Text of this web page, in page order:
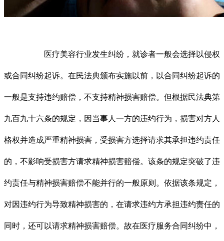
医疗美容行业发生纠纷，就诊者一般会选择以侵权
或合同纠纷起诉。在民法典颁布实施以前，以合同纠纷起诉的
一般是支持违约赔偿，不支持精神损害赔偿。但根据民法典第
九百九十六条的规定，因当事人一方的违约行为，损害对方人
格权并造成严重精神损害，受损害方选择请求其承担违约责任
的，不影响受损害方请求精神损害赔偿。该条的规定突破了违
约责任与精神损害赔偿不能并行的一般原则。依据该条规定，
对因违约行为导致精神损害的，在请求违约方承担违约责任的
同时，还可以请求精神损害赔偿。故在医疗服务合同纠纷中，